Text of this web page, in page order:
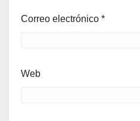
Correo electrónico *
Web